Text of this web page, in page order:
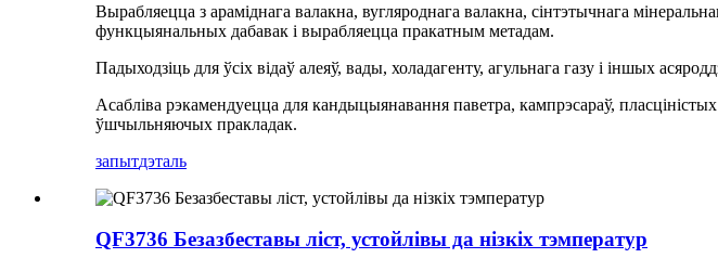
Вырабляецца з араміднага валакна, вугляроднага валакна, сінтэтычнага
функцыянальных дабавак і вырабляецца пракатным метадам.
Падыходзіць для ўсіх відаў алеяў, вады, холадагенту, агульнага газу і іншых
Асабліва рэкамендуецца для кандыцыянавання паветра, кампрэсараў,
ўшчыльняючых пракладак.
запытдэталь
QF3736 Безазбеставы ліст, устойлівы да нізкіх тэмператур